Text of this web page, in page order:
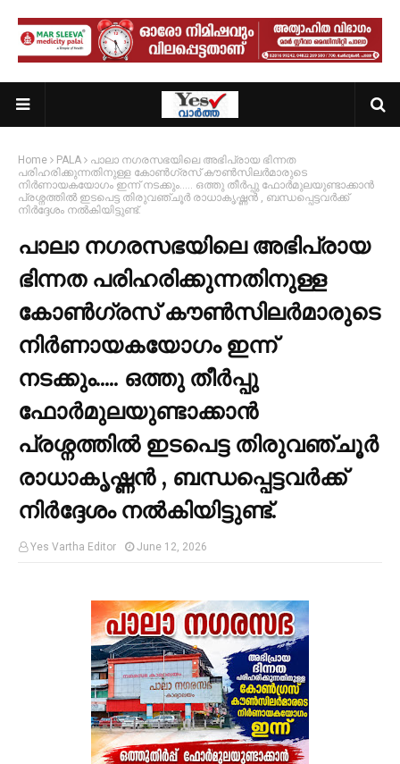
Home PALA
പാലാ നഗരസഭയിലെ അഭിപ്രായ ഭിന്നത
പരിഹരിക്കുന്നതിനുള്ള കോൺഗ്രസ് കൗൺസിലർമാരുടെ
നിർണായകയോഗം ഇന്ന് നടക്കും..... ഒത്തു തീർപ്പു ഫോർമുലയുണ്ടാക്കാൻ
പ്രശ്നത്തിൽ ഇടപെട്ട തിരുവഞ്ചൂർ രാധാകൃഷ്ണൻ , ബന്ധപ്പെട്ടവർക്ക്
നിർദ്ദേശം നൽകിയിട്ടുണ്ട്.
പാലാ നഗരസഭയിലെ അഭിപ്രായ
ഭിന്നത പരിഹരിക്കുന്നതിനുള്ള
കോൺഗ്രസ് കൗൺസിലർമാരുടെ
നിർണായകയോഗം ഇന്ന്
നടക്കും..... ഒത്തു തീർപ്പു
ഫോർമുലയുണ്ടാക്കാൻ
പ്രശ്നത്തിൽ ഇടപെട്ട തിരുവഞ്ചൂർ
രാധാകൃഷ്ണൻ , ബന്ധപ്പെട്ടവർക്ക്
നിർദ്ദേശം നൽകിയിട്ടുണ്ട്.
Yes Vartha Editor June 12, 2026